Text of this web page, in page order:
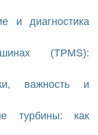
и диагностика
(TPMS):
важность и
турбины: как